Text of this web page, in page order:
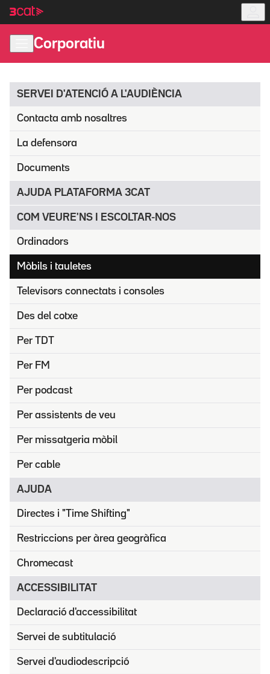
Anar
navegació
Anar
Corporatiu
SERVEI D'ATENCIÓ A L'AUDIÈNCIA
Contacta amb nosaltres
La defensora
Documents
AJUDA PLATAFORMA 3CAT
COM VEURE'NS I ESCOLTAR-NOS
Ordinadors
Mòbils i tauletes
Televisors connectats i consoles
Des del cotxe
Per TDT
Per FM
Per podcast
Per assistents de veu
Per missatgeria mòbil
Per cable
AJUDA
Directes i "Time Shifting"
Restriccions per àrea geogràfica
Chromecast
ACCESSIBILITAT
Declaració d'accessibilitat
Servei de subtitulació
Servei d'audiodescripció